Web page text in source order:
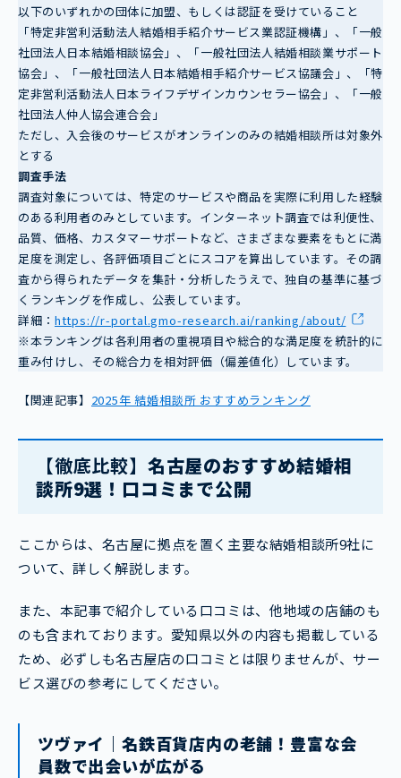
以下のいずれかの団体に加盟、もしくは認証を受けていること
「特定非営利活動法人結婚相手紹介サービス業認証機構」、「一般
社団法人日本結婚相談協会」、「一般社団法人結婚相談業サポート
協会」、「一般社団法人日本結婚相手紹介サービス協議会」、「特
定非営利活動法人日本ライフデザインカウンセラー協会」、「一般
社団法人仲人協会連合会」
ただし、入会後のサービスがオンラインのみの結婚相談所は対象外
とする
調査手法
調査対象については、特定のサービスや商品を実際に利用した経験
のある利用者のみとしています。インターネット調査では利便性、
品質、価格、カスタマーサポートなど、さまざまな要素をもとに満
足度を測定し、各評価項目ごとにスコアを算出しています。その調
査から得られたデータを集計・分析したうえで、独自の基準に基づ
くランキングを作成し、公表しています。
詳細： https://r-portal.gmo-research.ai/ranking/about/
※本ランキングは各利用者の重視項目や総合的な満足度を統計的に
重み付けし、その総合力を相対評価（偏差値化）しています。
【関連記事】 2025年 結婚相談所 おすすめランキング
【徹底比較】 名古屋のおすすめ結婚相
談所9選！口コミまで公開
ここからは、名古屋に拠点を置く主要な結婚相談所9社に
ついて、詳しく解説します。
また、本記事で紹介している口コミは、他地域の店舗のも
のも含まれております。愛知県以外の内容も掲載している
ため、必ずしも名古屋店の口コミとは限りませんが、サー
ビス選びの参考にしてください。
ツヴァイ｜名鉄百貨店内の老舗！豊富な会
員数で出会いが広がる